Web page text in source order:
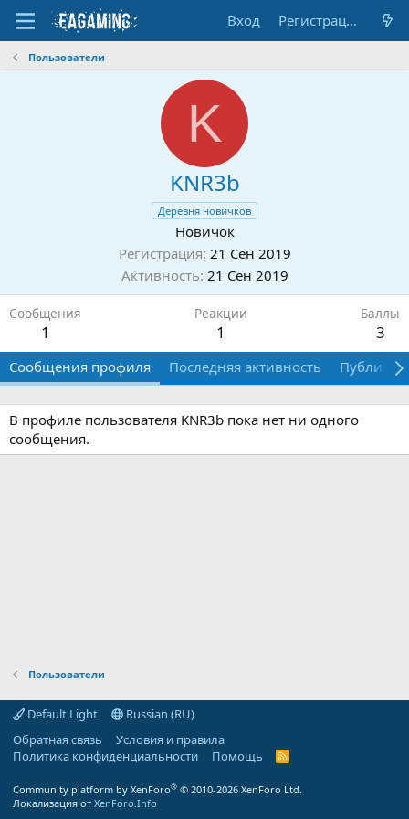
Вход Регистрация
Пользователи
K
KNR3b
Деревня новичков
Новичок
Регистрация 21 Сен 2019
Активность 21 Сен 2019
Сообщения
1
Реакции
1
Баллы
3
Сообщения профиля Последняя активность
В профиле пользователя KNR3b пока нет ни одного
сообщения.
Пользователи
Default Light
Russian (RU)
Обратная связь
Условия и правила
Политика конфиденциальности
Помощь
R
Community platform by XenForo® © 2010-2026 XenForo Ltd.
Локализация от XenForo.Info